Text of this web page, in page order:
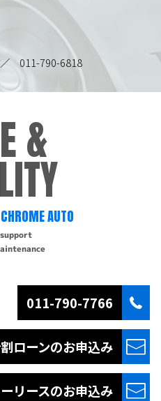
011-790-6818
&
AUTO
011-790-7766
ローンのお申込み
リースのお申込み